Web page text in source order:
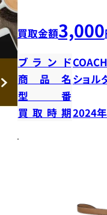
買取金額3,000
ブランドCOACH
商品名 ショル
型番
買取時期2024